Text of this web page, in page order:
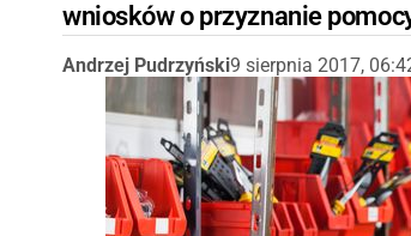
wniosków o przyznanie
Andrzej Pudrzyński9 sierpnia 2017,